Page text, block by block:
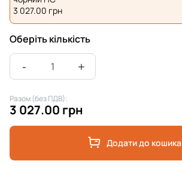
3 027.00 грн
Оберіть кількість
Разом (без ПДВ):
3 027.00 грн
Додати до кошика